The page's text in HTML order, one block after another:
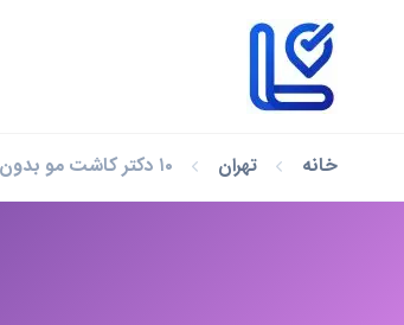
خانه تهران ۱۰ دکتر کاشت مو بدون جراحی در تهران که باید بشناسید!